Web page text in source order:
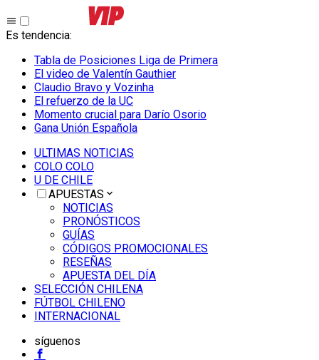
Es tendencia:
Tabla de Posiciones Liga de Primera
El video de Valentín Gauthier
Claudio Bravo y Vozinha
El refuerzo de la UC
Momento crucial para Darío Osorio
Gana Unión Española
ULTIMAS NOTICIAS
COLO COLO
U DE CHILE
APUESTAS
NOTICIAS
PRONÓSTICOS
GUÍAS
CÓDIGOS PROMOCIONALES
RESEÑAS
APUESTA DEL DÍA
SELECCIÓN CHILENA
FÚTBOL CHILENO
INTERNACIONAL
síguenos